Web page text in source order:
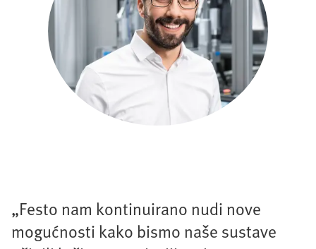
„Festo nam kontinuirano nudi nove
mogućnosti kako bismo naše sustave